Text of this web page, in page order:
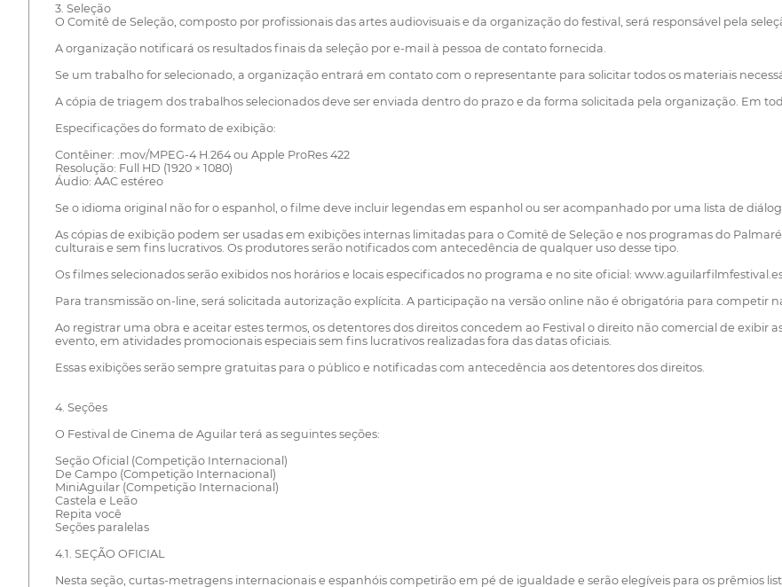
3. Seleção
O Comitê de Seleção, composto por profissionais das artes audiovisuais e da organização do festival, será responsável pela
A organização notificará os resultados finais da seleção por e-mail à pessoa de contato fornecida.
Se um trabalho for selecionado, a organização entrará em contato com o representante para solicitar todos os materiais
A cópia de triagem dos trabalhos selecionados deve ser enviada dentro do prazo e da forma solicitada pela organização. Em
Especificações do formato de exibição:
Contêiner: .mov/MPEG-4 H.264 ou Apple ProRes 422
Resolução: Full HD (1920 × 1080)
Áudio: AAC estéreo
Se o idioma original não for o espanhol, o filme deve incluir legendas em espanhol ou ser acompanhado por uma lista de
As cópias de exibição podem ser usadas em exibições internas limitadas para o Comitê de Seleção e nos programas do
culturais e sem fins lucrativos. Os produtores serão notificados com antecedência de qualquer uso desse tipo.
Os filmes selecionados serão exibidos nos horários e locais especificados no programa e no site oficial:
Para transmissão on-line, será solicitada autorização explícita. A participação na versão online não é obrigatória para competir
Ao registrar uma obra e aceitar estes termos, os detentores dos direitos concedem ao Festival o direito não comercial de exibir
evento, em atividades promocionais especiais sem fins lucrativos realizadas fora das datas oficiais.
Essas exibições serão sempre gratuitas para o público e notificadas com antecedência aos detentores dos direitos.
4. Seções
O Festival de Cinema de Aguilar terá as seguintes seções:
Seção Oficial (Competição Internacional)
De Campo (Competição Internacional)
MiniAguilar (Competição Internacional)
Castela e Leão
Repita você
Seções paralelas
4.1. SEÇÃO OFICIAL
Nesta seção, curtas-metragens internacionais e espanhóis competirão em pé de igualdade e serão elegíveis para os prêmios